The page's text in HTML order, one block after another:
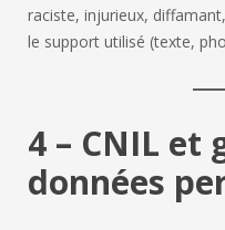
raciste, injurieux,
le support utilisé (texte,
4 – CNIL et
données